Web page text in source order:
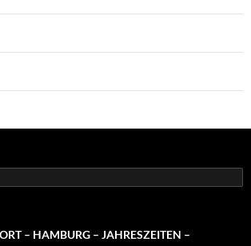
– HAMBURG – JAHRESZEITEN –